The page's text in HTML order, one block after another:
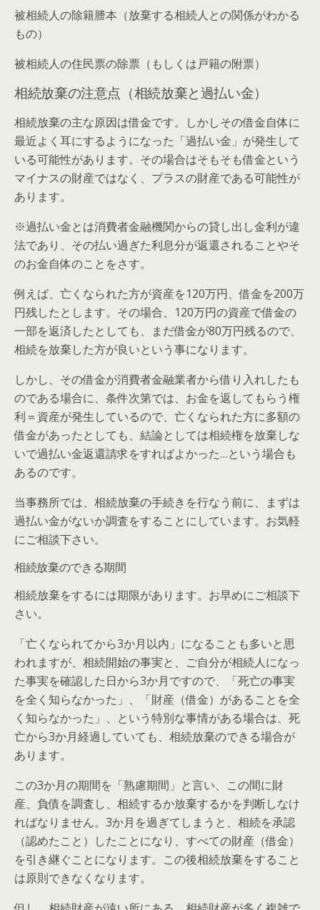
被相続人の除籍謄本（放棄する相続人との関係がわかる
もの）
被相続人の住民票の除票（もしくは戸籍の附票）
相続放棄の注意点（相続放棄と過払い金）
相続放棄の主な原因は借金です。しかしその借金自体に
最近よく耳にするようになった「過払い金」が発生して
いる可能性があります。その場合はそもそも借金という
マイナスの財産ではなく、プラスの財産である可能性が
あります。
※過払い金とは消費者金融機関からの貸し出し金利が違
法であり、その払い過ぎた利息分が返還されることやそ
のお金自体のことをさす。
例えば、亡くなられた方が資産を120万円、借金を200万
円残したとします。その場合、120万円の資産で借金の
一部を返済したとしても、まだ借金が80万円残るので、
相続を放棄した方が良いという事になります。
しかし、その借金が消費者金融業者から借り入れしたも
のである場合に、条件次第では、お金を返してもらう権
利＝資産が発生しているので、亡くなられた方に多額の
借金があったとしても、結論としては相続権を放棄しな
いで過払い金返還請求をすればよかった…という場合も
あるのです。
当事務所では、相続放棄の手続きを行なう前に、まずは
過払い金がないか調査をすることにしています。お気軽
にご相談下さい。
相続放棄のできる期間
相続放棄をするには期限があります。お早めにご相談下
さい。
「亡くなられてから3か月以内」になることも多いと思
われますが、相続開始の事実と、ご自分が相続人になっ
た事実を確認した日から3か月ですので、「死亡の事実
を全く知らなかった」、「財産（借金）があることを全
く知らなかった」、という特別な事情がある場合は、死
亡から3か月経過していても、相続放棄のできる場合が
あります。
この3か月の期間を「熟慮期間」と言い、この間に財
産、負債を調査し、相続するか放棄するかを判断しなけ
ればなりません。3か月を過ぎてしまうと、相続を承認
（認めたこと）したことになり、すべての財産（借金）
を引き継ぐことになります。この後相続放棄をすること
は原則できなくなります。